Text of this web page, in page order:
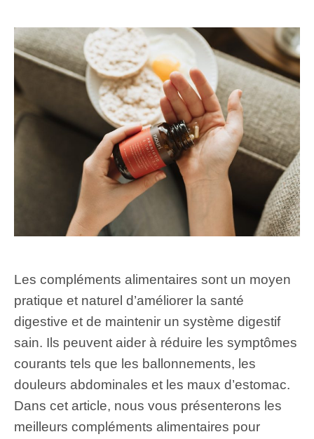
Les compléments alimentaires sont un moyen
pratique et naturel d’améliorer la santé
digestive et de maintenir un système digestif
sain. Ils peuvent aider à réduire les symptômes
courants tels que les ballonnements, les
douleurs abdominales et les maux d’estomac.
Dans cet article, nous vous présenterons les
meilleurs compléments alimentaires pour